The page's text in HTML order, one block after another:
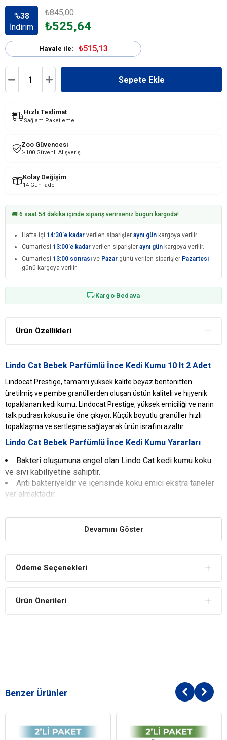
%38
İndirim
₺845,00
₺525,64
Havale ile: ₺515,13
Hızlı Teslimat
Sağlam Paketleme
Zoo Güvencesi
%100 Güvenli Alışveriş
Kolay Değişim
14 Gün İade
🚚 6 saat 54 dakika içinde sipariş verirseniz bugün kargoda!
Hafta içi 14:30'e kadar verilen siparişleraynı gün kargoya verilir.
Cumartesi 13:00'e kadar verilen siparişleraynı gün kargoya verilir.
Cumartesi 13:00 sonrası ve Pazar günü verilen siparişler Pazartesi
günü kargoya verilir.
Kargo Bedava
Ürün Özellikleri
Lindo Cat Bebek Parfümlü İnce Kedi Kumu 10 lt 2 Adet
Lindocat Prestige, tamamı yüksek kalite beyaz bentonitten
üretilmiş ve pembe granüllerden oluşan üstün kaliteli ve hijyenik
topaklanan kedi kumu. Lindocat Prestige, yüksek emiciliği ve narin
talk pudrası kokusu ile öne çıkıyor. Küçük boyutlu granüller hızlı
topaklaşma ve sertleşme sağlayarak ürün israfını azaltır.
Lindo Cat Bebek Parfümlü İnce Kedi Kumu Yararları
Bakteri oluşumuna engel olan Lindo Cat kedi kumu koku
ve sıvı kabiliyetine sahiptir.
Anti bakteriyeldir ve içerisinde koku emici ekstra taneler
yer almaktadır.
yapışmaz.
Doğada tamamen çözünebilen kum herhangi bir zararlı
maddeye sahip değildir.
daha kolaydır.
Lindo Cat Bebek Parfümlü İnce Kedi Kumu Kullanımı
Özel İhtiyaç Bebek Pudralı
Devamını Göster
Ödeme Seçenekleri
Ürün Önerileri
Benzer Ürünler